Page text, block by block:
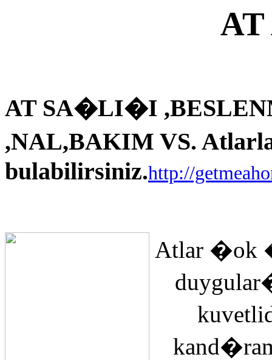
AT SA�LI�I
,NAL,BAKIM VS.
bulabilirsiniz.http://
Atlar �ok